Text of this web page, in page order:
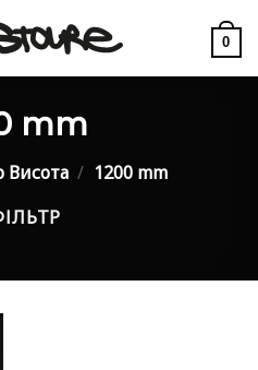
0
mm
Висота / 1200 mm